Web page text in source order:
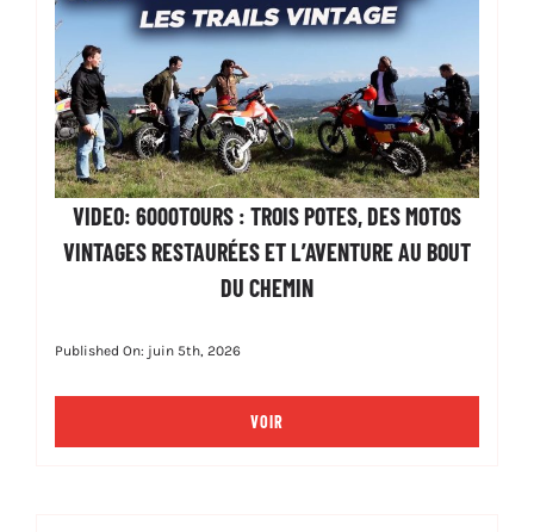
VIDEO: 6000TOURS : TROIS POTES, DES MOTOS
VINTAGES RESTAURÉES ET L’AVENTURE AU BOUT
DU CHEMIN
Published On: juin 5th, 2026
VOIR